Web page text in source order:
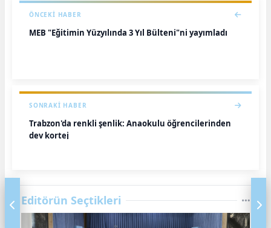
ÖNCEKI HABER
MEB "Eğitimin Yüzyılında 3 Yıl Bülteni"ni yayımladı
SONRAKI HABER
Trabzon'da renkli şenlik: Anaokulu öğrencilerinden
dev kortej
Editörün Seçtikleri